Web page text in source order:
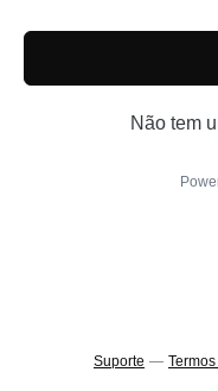
Não tem
Suporte —